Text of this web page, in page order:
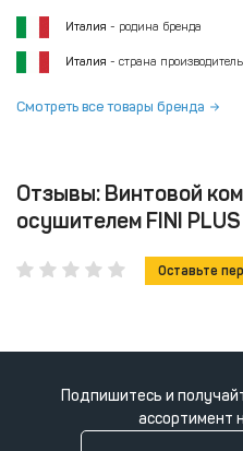
Италия - родина бренда
Италия - страна производитель
Смотреть все товары бренда
Отзывы: Винтовой
осушителем FINI
Оставьте
Подпишитесь и
ассортимент